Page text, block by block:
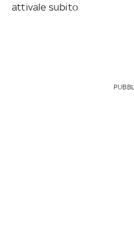
attivale subito